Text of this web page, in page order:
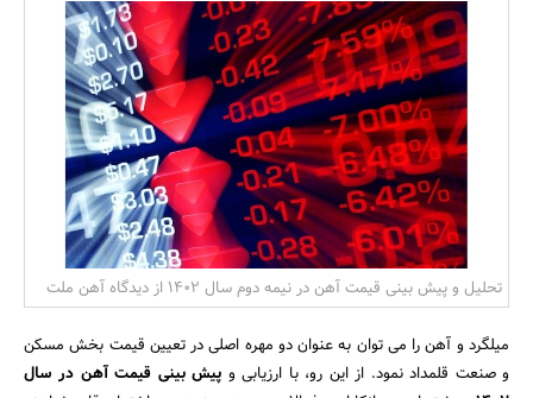
بانک، بیمه و سرمایه
مسکن و ساختمان
تحلیل و پیش بینی قیمت آهن در نیمه دوم سال 1402 از دیدگاه آهن ملت
میلگرد و آهن را می توان به عنوان دو مهره اصلی در تعیین قیمت بخش مسکن
و صنعت قلمداد نمود. از این رو، با ارزیابی و پیش بینی قیمت آهن در سال